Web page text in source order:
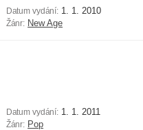
Datum vydání: 1. 1. 2010
Žánr: New Age
Datum vydání: 1. 1. 2011
Žánr: Pop